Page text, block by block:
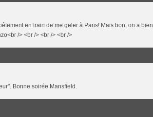
en train de me geler à Paris! Mais bon, on a bien
/> <br /> <br /> <br />
Bonne soirée Mansfield.